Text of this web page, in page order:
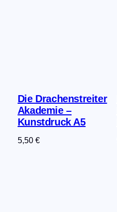
Die Drachenstreiter
Akademie –
Kunstdruck A5
5,50 €